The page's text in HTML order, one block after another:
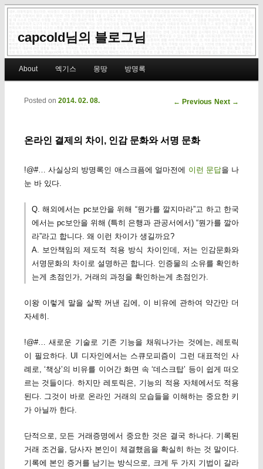
capcold님의 블로그님
Skip to primary content
Skip to secondary content
About 엑기스 몽땅 방명록
Post navigation
← Previous Next →
온라인 결제의 차이, 인감 문화와 서명 문화
Posted on 2014. 02. 08.
!@#… 사실상의 방명록인 애스크픔에 얼마전에 이런 문답을 나
눈 바 있다.
Q. 해외에서는 pc보안을 위해 “뭔가를 깔지마라”고 하고 한국
에서는 pc보안을 위해 (특히 은행과 관공서에서) “뭔가를 깔아
라”라고 합니다. 왜 이런 차이가 생길까요?
A. 보안책임의 제도적 적용 방식 차이인데, 저는 인감문화와
서명문화의 차이로 설명하곤 합니다. 인증물의 소유를 확인하
는게 초점인가, 거래의 과정을 확인하는게 초점인가.
이왕 이렇게 말을 살짝 꺼낸 김에, 이 비유에 관하여 약간만 더
자세히.
!@#… 새로운 기술로 기존 기능을 채워나가는 것에는, 레토릭
이 필요하다. UI 디자인에서는 스큐모피즘이 그런 대표적인 사
례로, ‘책상’의 비유를 이어간 화면 속 ‘데스크탑’ 등이 쉽게 떠오
르는 것들이다. 하지만 레토릭은, 기능의 적용 자체에서도 적용
된다. 그것이 바로 온라인 거래의 모습들을 이해하는 중요한 키
가 아닐까 한다.
단적으로, 모든 거래증명에서 중요한 것은 결국 하나다. 기록된
거래 조건을, 당사자 본인이 체결했음을 확실히 하는 것 말이다.
기록에 본인 증거를 남기는 방식으로, 크게 두 가지 기법이 갈라